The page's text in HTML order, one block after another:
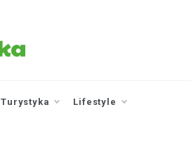
Turystyka Lifestyle